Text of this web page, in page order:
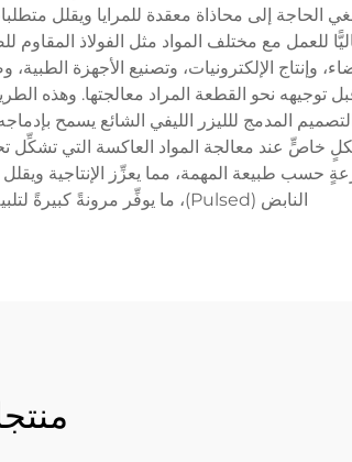
الحاجة إلى محاذاة معقدة للمرايا ويقلل
للعمل مع مختلف المواد مثل الفولاذ
وإنتاج الإلكترونيات، وتصنيع الأجهزة
نحو القطعة المراد معالجتها. وهذه
المدمج للليزر الليفي الشائع يسمح
عند معالجة المواد العاكسة التي تشكِّل
النابض (Pulsed)، ما يوفِّر مرونةً كبيرةً لتلبية متطلبات المعالجة المختلفة وأسمك المواد المتنوعة.